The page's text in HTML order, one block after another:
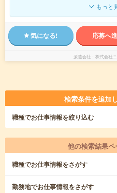
もっと
気になる! 応募へ
派遣会社 株式会社
検索条件を追加
職種でお仕事情報を絞り込む
他の検索結果
職種でお仕事情報をさがす
勤務地でお仕事情報をさがす